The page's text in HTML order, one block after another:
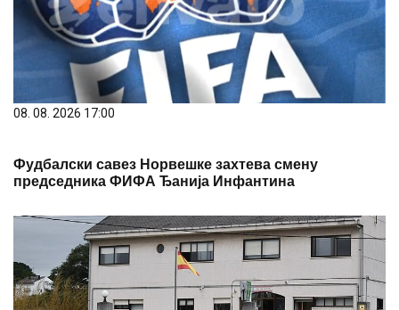
08. 08. 2026 17:00
Фудбалски савез Норвешке захтева смену
председника ФИФА Ђанија Инфантина